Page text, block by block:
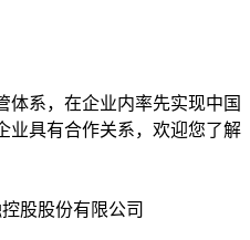
体系，在企业内率先实现中国
业具有合作关系，欢迎您了解
股股份有限公司